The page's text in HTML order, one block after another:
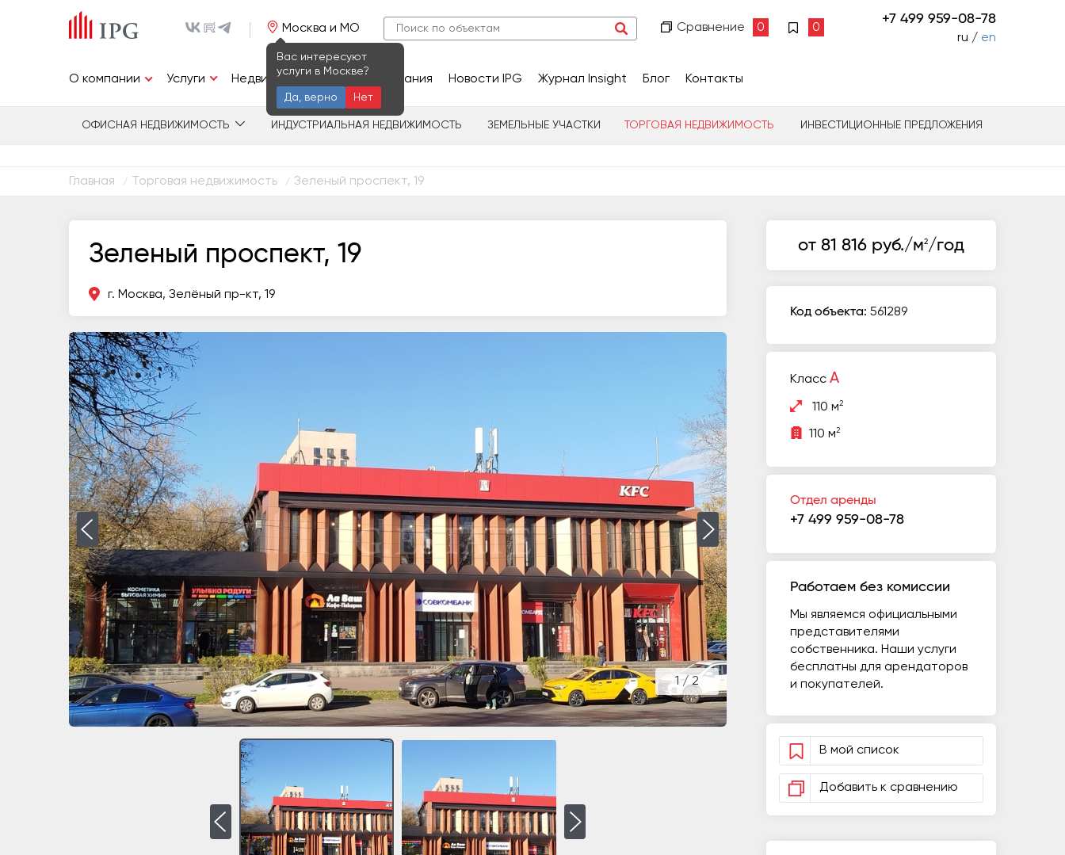
Москва и МО
Вас интересуют
услуги в Москве?
Да, верно Нет
Сравнение 0 0
+7 499 959-08-78
ru / en
О компании Услуги Недвижимость Исследования Новости IPG Журнал Insight Блог Контакты
ОФИСНАЯ НЕДВИЖИМОСТЬ ИНДУСТРИАЛЬНАЯ НЕДВИЖИМОСТЬ ЗЕМЕЛЬНЫЕ УЧАСТКИ ТОРГОВАЯ НЕДВИЖИМОСТЬ ИНВЕСТИЦИОННЫЕ ПРЕДЛОЖЕНИЯ
Главная / Торговая недвижимость / Зеленый проспект, 19
Зеленый проспект, 19
г. Москва, Зелёный пр-кт, 19
1 /2
от 81 816 руб./м2 /год
Код объекта: 561289
Класс A
110 м2
110 м2
Отдел аренды
+7 499 959-08-78
Работаем без комиссии
Мы являемся официальными
представителями
собственника. Наши услуги
бесплатны для арендаторов
и покупателей.
В мой список
Добавить к сравнению